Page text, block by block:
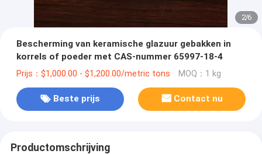
2/6
Bescherming van keramische glazuur gebakken in
korrels of poeder met CAS-nummer 65997-18-4
Prijs：$1,000.00 - $1,200.00/metric tons MOQ：1 kg
Beste prijs Contact nu
Productomschrijving